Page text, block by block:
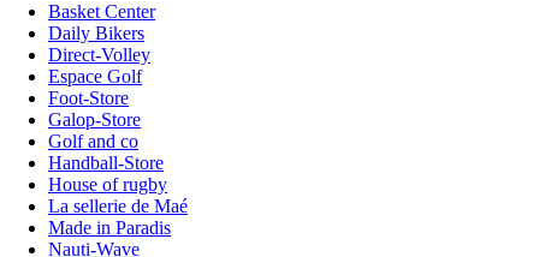
Basket Center
Daily Bikers
Direct-Volley
Espace Golf
Foot-Store
Galop-Store
Golf and co
Handball-Store
House of rugby
La sellerie de Maé
Made in Paradis
Nauti-Wave